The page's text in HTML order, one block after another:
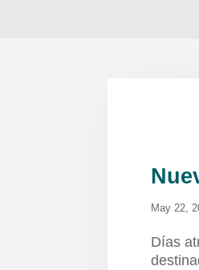
May 22,
Días